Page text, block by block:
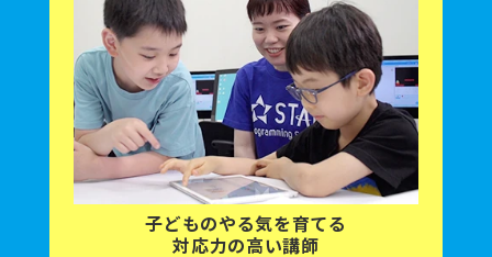
子どものやる気を育てる
対応力の高い講師